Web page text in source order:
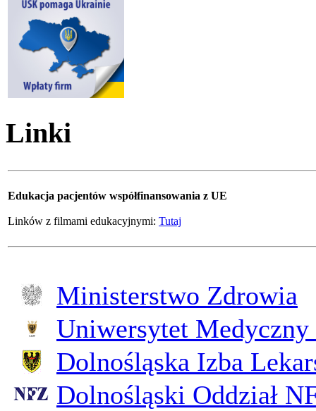
Linki
Edukacja pacjentów współfinansowania z UE
Linków z filmami edukacyjnymi: Tutaj
Ministerstwo Zdrowia
Uniwersytet
Dolnośląska Izba
Dolnośląski Oddział